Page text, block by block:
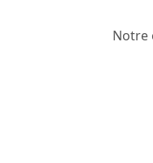
Notre